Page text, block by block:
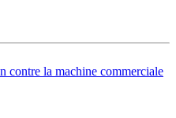
contre la machine commerciale